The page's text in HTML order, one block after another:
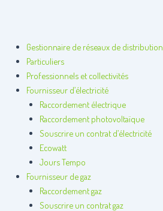
Gestionnaire de réseaux de distribution
Particuliers
Professionnels et collectivités
Fournisseur d’électricité
Raccordement électrique
Raccordement photovoltaïque
Souscrire un contrat d’électricité
Ecowatt
Jours Tempo
Fournisseur de gaz
Raccordement gaz
Souscrire un contrat gaz